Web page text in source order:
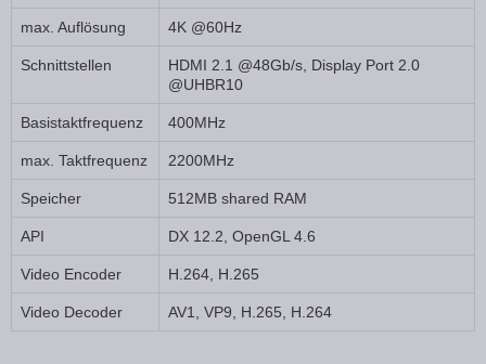
max. Auflösung 4K @60Hz
Schnittstellen
HDMI 2.1 @48Gb/s, Display Port 2.0
@UHBR10
Basistaktfrequenz 400MHz
max. Taktfrequenz 2200MHz
Speicher 512MB shared RAM
API DX 12.2, OpenGL 4.6
Video Encoder H.264, H.265
Video Decoder AV1, VP9, H.265, H.264